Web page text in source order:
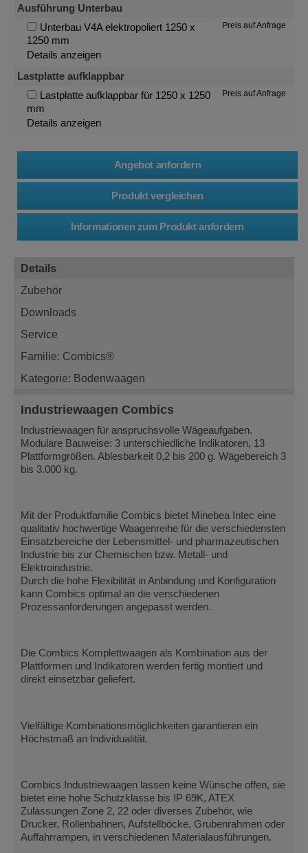
Ausführung Unterbau
Unterbau V4A elektropoliert 1250 x
1250 mm
Details anzeigen
Preis auf Anfrage
Lastplatte aufklappbar
Lastplatte aufklappbar für 1250 x 1250
mm
Details anzeigen
Preis auf Anfrage
Details
Zubehör
Downloads
Service
Familie: Combics®
Kategorie: Bodenwaagen
Industriewaagen Combics
Industriewaagen für anspruchsvolle Wägeaufgaben.
Modulare Bauweise: 3 unterschiedliche Indikatoren, 13
Plattformgrößen. Ablesbarkeit 0,2 bis 200 g. Wägebereich 3
bis 3.000 kg.
Mit der Produktfamilie Combics bietet Minebea Intec eine
qualitativ hochwertige Waagenreihe für die verschiedensten
Einsatzbereiche der Lebensmittel- und pharmazeutischen
Industrie bis zur Chemischen bzw. Metall- und
Elektroindustrie.
Durch die hohe Flexibilität in Anbindung und Konfiguration
kann Combics optimal an die verschiedenen
Prozessanforderungen angepasst werden.
Die Combics Komplettwaagen als Kombination aus der
Plattformen und Indikatoren werden fertig montiert und
direkt einsetzbar geliefert.
Vielfältige Kombinationsmöglichkeiten garantieren ein
Höchstmaß an Individualität.
Combics Industriewaagen lassen keine Wünsche offen, sie
bietet eine hohe Schutzklasse bis IP 69K, ATEX
Zulassungen Zone 2, 22 oder diverses Zubehör, wie
Drucker, Rollenbahnen, Aufstellböcke, Grubenrahmen oder
Auffahrrampen, in verschiedenen Materialausführungen.